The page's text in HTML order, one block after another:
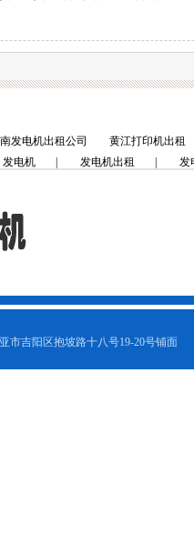
发电机出租公司
黄江打印机出租
发电机 发电机出租 发
市吉阳区抱坡路十八号19-20号铺面